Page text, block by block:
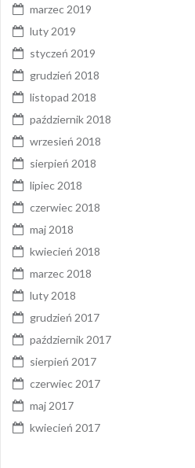
marzec 2019
luty 2019
styczeń 2019
grudzień 2018
listopad 2018
październik 2018
wrzesień 2018
sierpień 2018
lipiec 2018
czerwiec 2018
maj 2018
kwiecień 2018
marzec 2018
luty 2018
grudzień 2017
październik 2017
sierpień 2017
czerwiec 2017
maj 2017
kwiecień 2017